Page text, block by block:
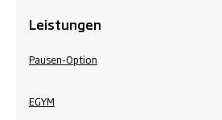
Leistungen
Pausen-Option
EGYM